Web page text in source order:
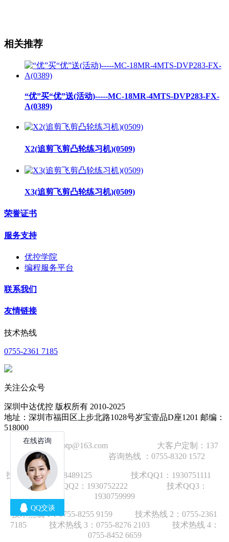
相关推荐
“优”买“优”送(活动)-----MC-18MR-4MTS-DVP283-FX-
A(0389)
X2(追剪飞剪凸轮练习机)(0509)
X3(追剪飞剪凸轮练习机)(0509)
荣誉证书
服务支持
优控学院
编程服务平台
联系我们
友情链接
技术热线
0755-2361 7185
关注公众号
深圳中达优控 版权所有 2010-2025
地址：深圳市福田区上步北路1028号岁宝壹品D座1201 邮编：
518000
技术邮箱：wzbtp@163.com 大客户定制：137
1392 2586 咨询热线 ：0755-8320 1572
技术手机：18928489125
技术QQ1：1930751111
技术QQ2：1930752222 技术QQ3：
1930759999
技术热线 1：0755-8255 9159 技术热线 2： 0755-2361
7185技术热线 3： 0755-8276 2103技术热线 4：
0755-8452 6659